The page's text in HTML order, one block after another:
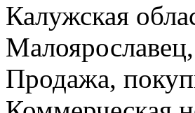
Калужская
Продажа,